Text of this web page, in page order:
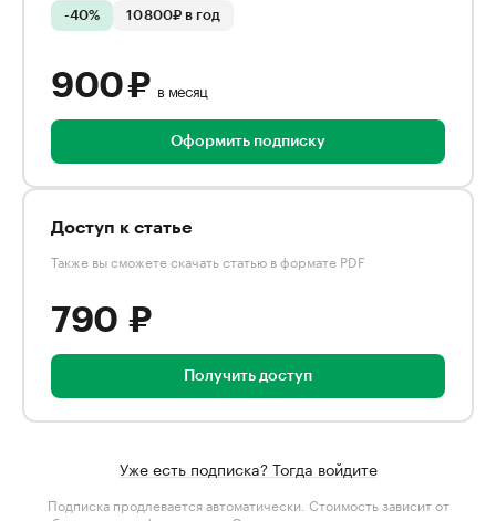
-40% 10 800₽ в год
900 ₽ в месяц
Оформить подписку
Доступ к статье
Также вы сможете скачать статью в формате PDF
790 ₽
Получить доступ
Уже есть подписка? Тогда войдите
Подписка продлевается автоматически. Стоимость зависит от